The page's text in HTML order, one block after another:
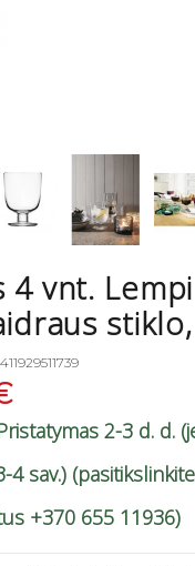
4 vnt.
2-3 d. d.
4 sav.)
+370 655 11936)